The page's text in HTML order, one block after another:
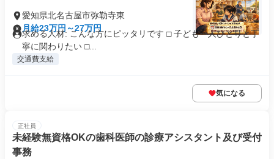
愛知県北名古屋市弥勒寺東
月給23万円～27万円
求める人材: こんな方にピッタリです □ 子ども一人ひとりと丁
寧に関わりたい □...
交通費支給
気になる
正社員
未経験無資格OKの歯科医師の診療アシスタント及び受付
事務